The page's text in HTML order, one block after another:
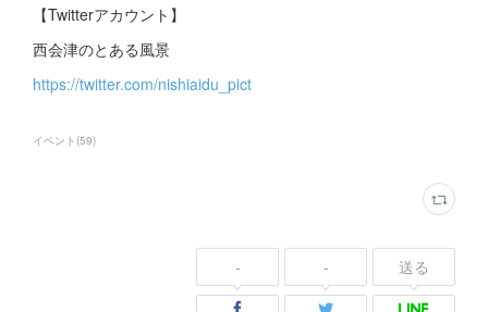
【Twitterアカウント】
西会津のとある風景
https://twitter.com/nishiaidu_pict
イベント (59)
- - 送る